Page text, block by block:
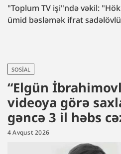
"Toplum TV işi"ndə vəkil:
ümid bəsləmək ifrat
SOSIAL
“Elgün
videoya görə
gəncə 3 il həbs
4 Avqust 2026